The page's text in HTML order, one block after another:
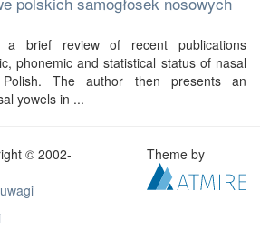
brief review of recent publications
phonemic and statistical status of nasal
The author then presents an
yowels in ...
© 2002-
Theme by